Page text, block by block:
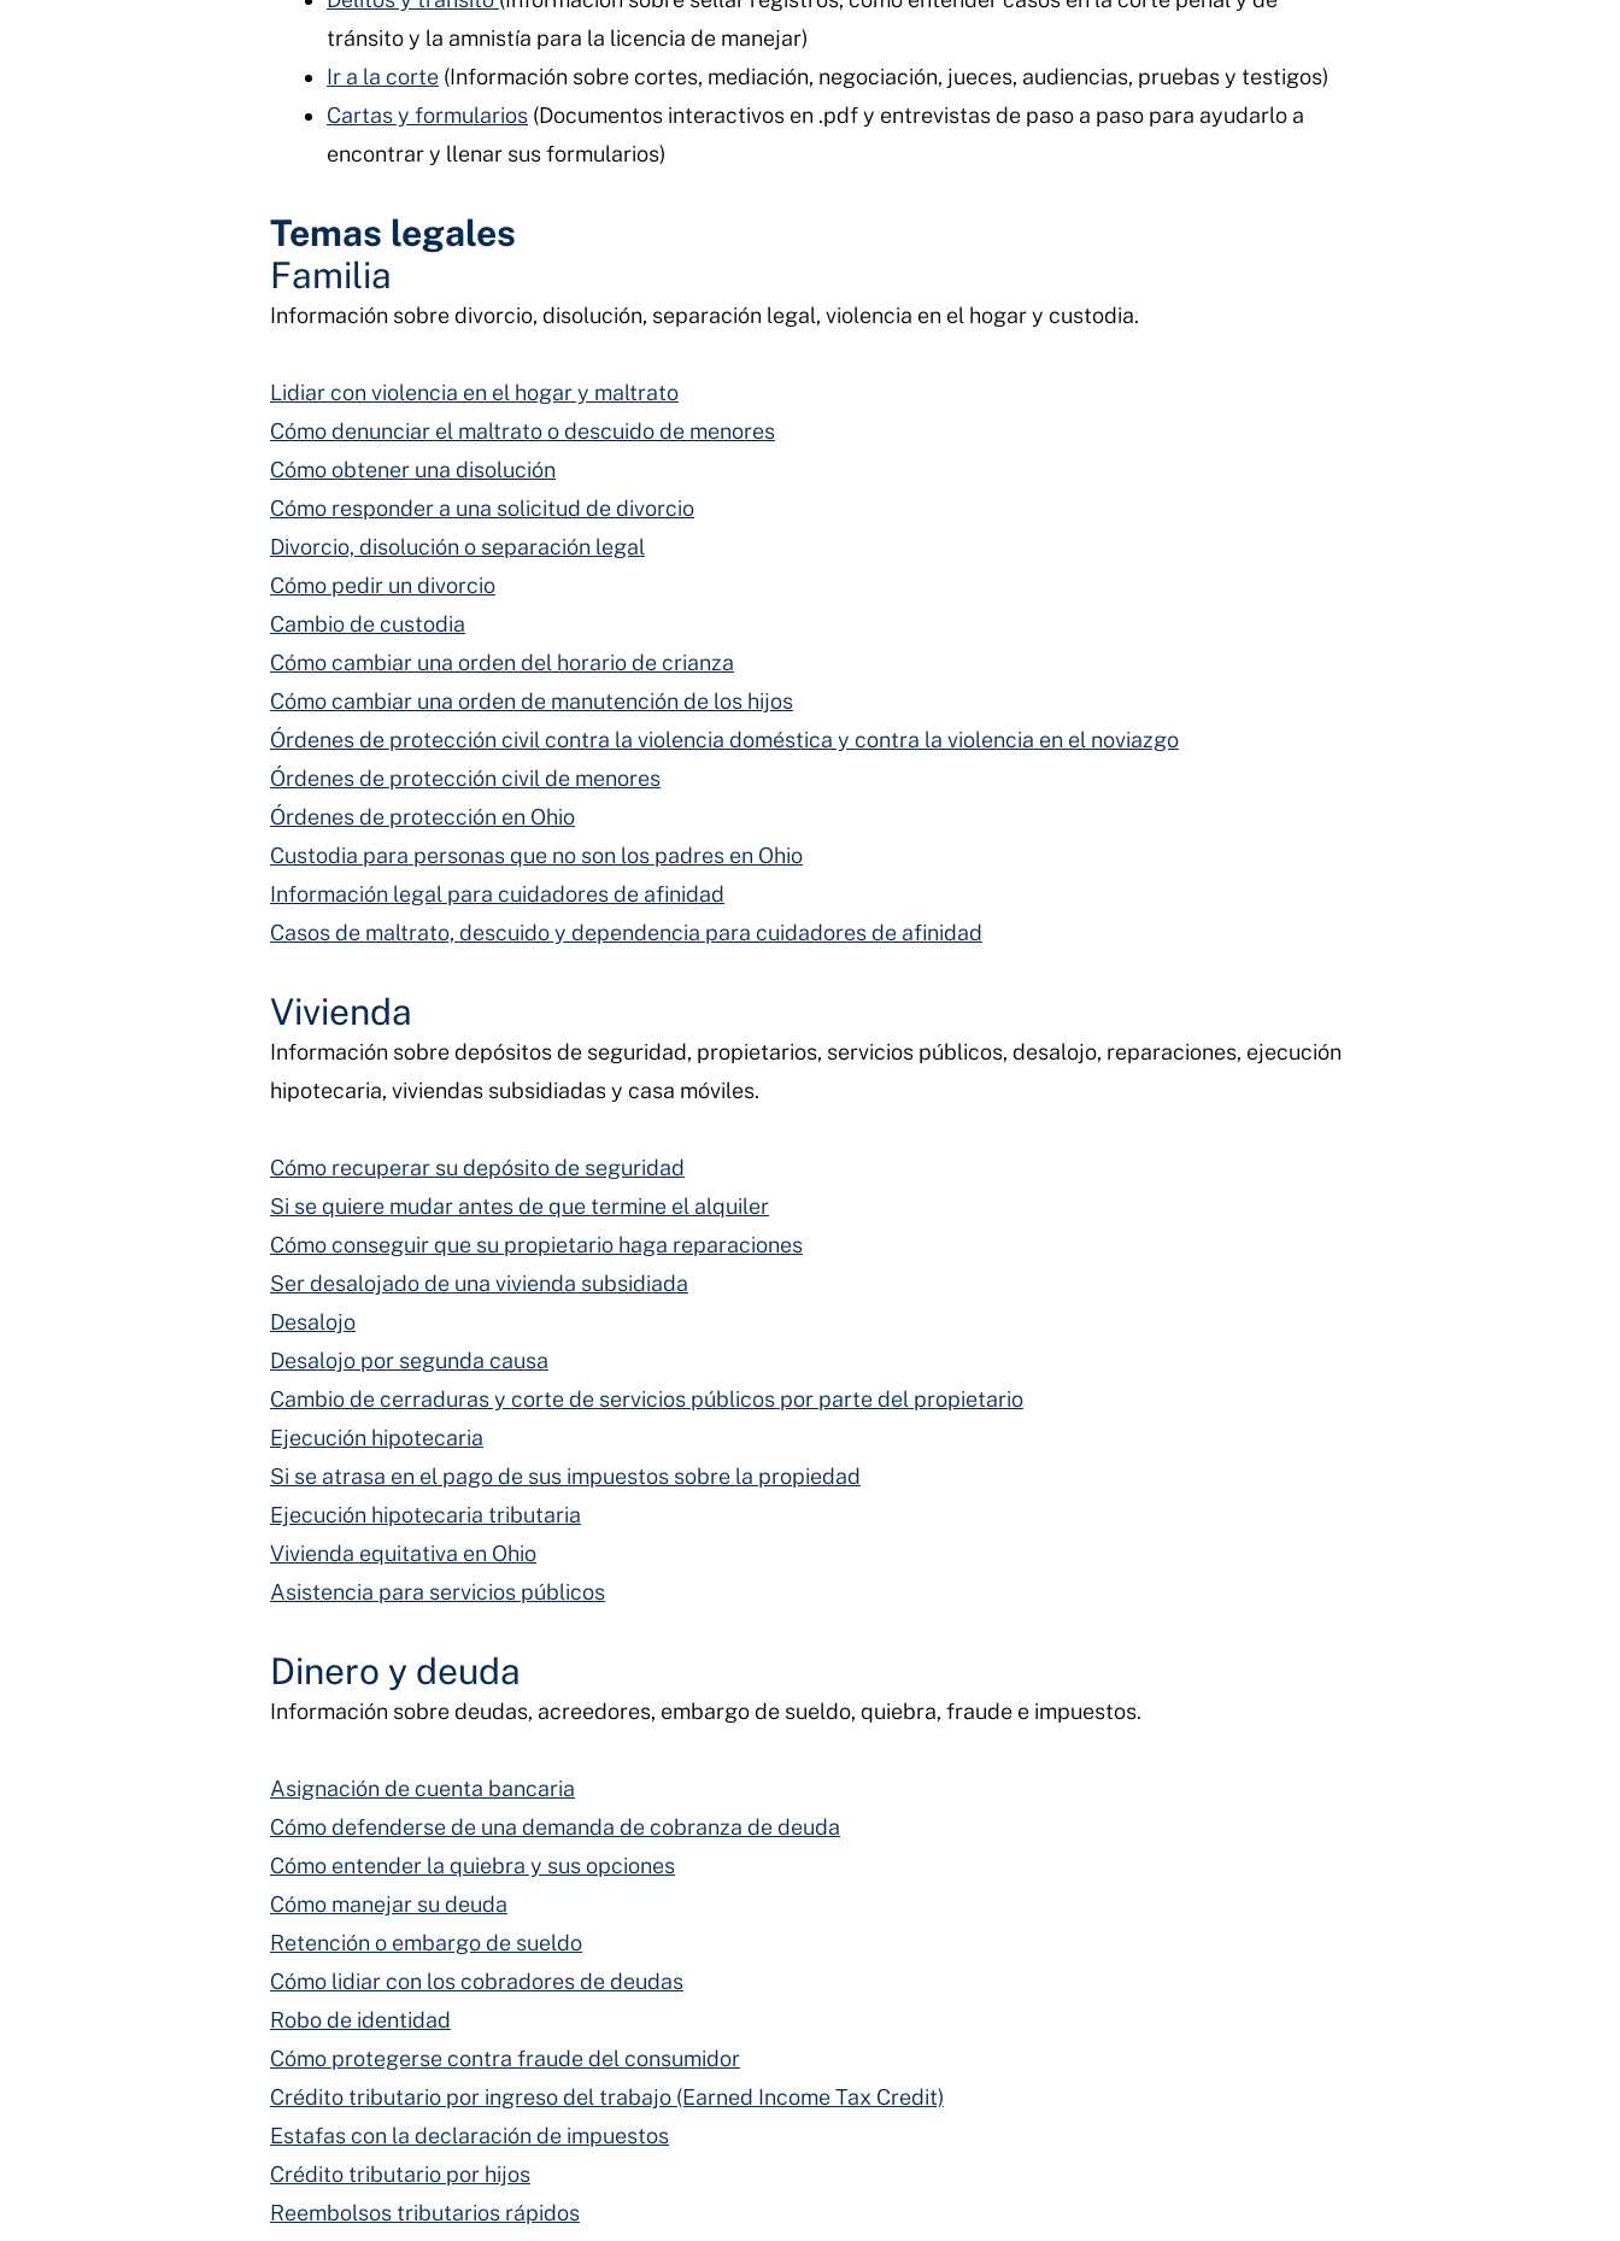
tránsito y la amnistía para la licencia de manejar)
Ir a la corte (Información sobre cortes, mediación, negociación, jueces, audiencias, pruebas y testigos)
Cartas y formularios (Documentos interactivos en .pdf y entrevistas de paso a paso para ayudarlo a
encontrar y llenar sus formularios)
Temas legales
Familia
Información sobre divorcio, disolución, separación legal, violencia en el hogar y custodia.
Lidiar con violencia en el hogar y maltrato
Cómo denunciar el maltrato o descuido de menores
Cómo obtener una disolución
Cómo responder a una solicitud de divorcio
Divorcio, disolución o separación legal
Cómo pedir un divorcio
Cambio de custodia
Cómo cambiar una orden del horario de crianza
Cómo cambiar una orden de manutención de los hijos
Órdenes de protección civil contra la violencia doméstica y contra la violencia en el noviazgo
Órdenes de protección civil de menores
Órdenes de protección en Ohio
Custodia para personas que no son los padres en Ohio
Información legal para cuidadores de afinidad
Casos de maltrato, descuido y dependencia para cuidadores de afinidad
Vivienda
Información sobre depósitos de seguridad, propietarios, servicios públicos, desalojo, reparaciones, ejecución
hipotecaria, viviendas subsidiadas y casa móviles.
Cómo recuperar su depósito de seguridad
Si se quiere mudar antes de que termine el alquiler
Cómo conseguir que su propietario haga reparaciones
Ser desalojado de una vivienda subsidiada
Desalojo
Desalojo por segunda causa
Cambio de cerraduras y corte de servicios públicos por parte del propietario
Ejecución hipotecaria
Si se atrasa en el pago de sus impuestos sobre la propiedad
Ejecución hipotecaria tributaria
Vivienda equitativa en Ohio
Asistencia para servicios públicos
Dinero y deuda
Información sobre deudas, acreedores, embargo de sueldo, quiebra, fraude e impuestos.
Asignación de cuenta bancaria
Cómo defenderse de una demanda de cobranza de deuda
Cómo entender la quiebra y sus opciones
Cómo manejar su deuda
Retención o embargo de sueldo
Cómo lidiar con los cobradores de deudas
Robo de identidad
Cómo protegerse contra fraude del consumidor
Crédito tributario por ingreso del trabajo (Earned Income Tax Credit)
Estafas con la declaración de impuestos
Crédito tributario por hijos
Reembolsos tributarios rápidos